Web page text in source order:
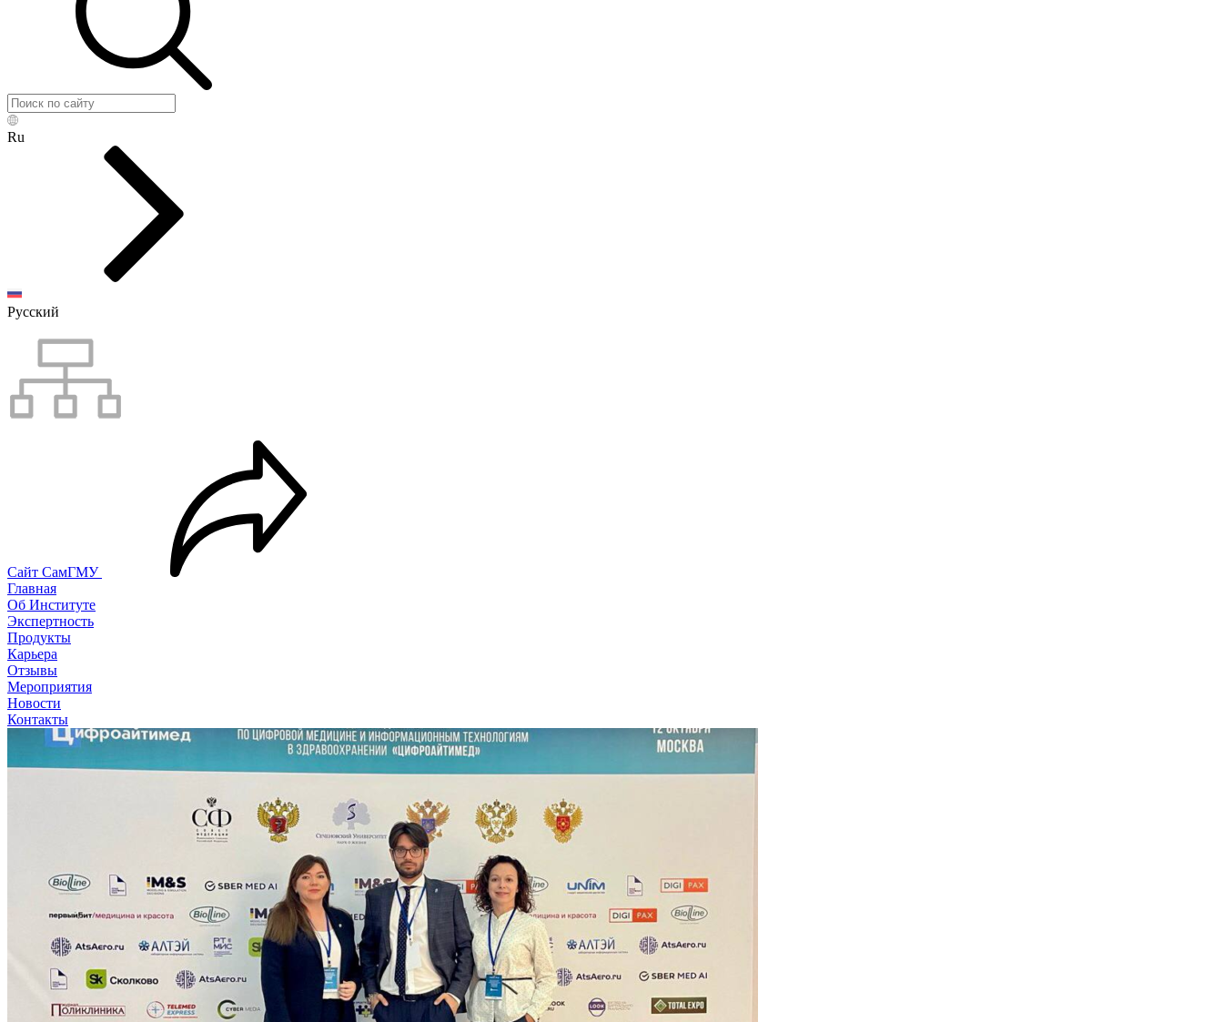
Ru
Русский
Сайт СамГМУ
Главная
Об Институте
Экспертность
Продукты
Карьера
Отзывы
Мероприятия
Новости
Контакты